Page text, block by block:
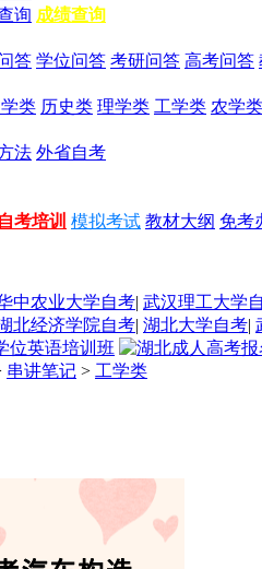
询 成绩查询
答 学位问答 考研问答 高考问答
类 历史类 理学类 工学类 农学类
法 外省自考
自考培训 模拟考试 教材大纲 免考
中农业大学自考| 武汉理工大学
北经济学院自考| 湖北大学自考|
串讲笔记 > 工学类